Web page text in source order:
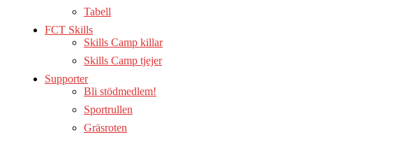
Tabell
FCT Skills
Skills Camp killar
Skills Camp tjejer
Supporter
Bli stödmedlem!
Sportrullen
Gräsroten